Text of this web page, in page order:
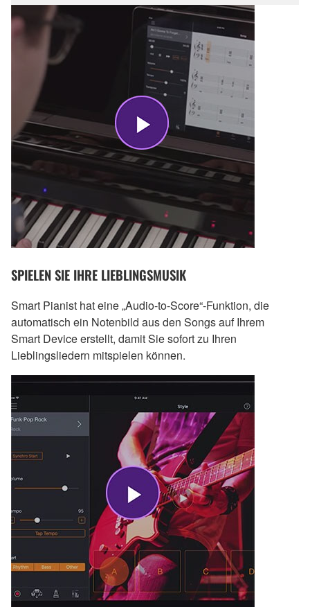
SPIELEN SIE IHRE LIEBLINGSMUSIK
Smart Pianist hat eine „Audio-to-Score“-Funktion, die
automatisch ein Notenbild aus den Songs auf Ihrem
Smart Device erstellt, damit Sie sofort zu Ihren
Lieblingsliedern mitspielen können.